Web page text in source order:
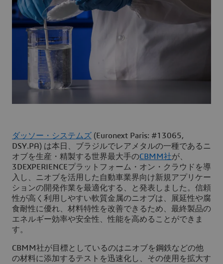
ダッソー・システムズ (Euronext Paris: #13065,
DSY.PA) は本日、ブラジルでレアメタルの一種であるニ
オブを生産・精製する世界最大手のCBMM社が、
3DEXPERIENCEプラットフォーム・オン・クラウドを導
入し、ニオブを活用した自動車業界向け新規アプリケー
ションの開発作業を最適化する、と発表しました。信頼
性が高く利用しやすい軟質金属のニオブは、展延性や腐
食耐性に優れ、材料特性を改善できるため、最終製品の
エネルギー効率や安全性、性能を高めることができま
す。
CBMM社が目標としているのはニオブを鋼鉄などの他
の材料に添加するテストを迅速化し、その使用を拡大す